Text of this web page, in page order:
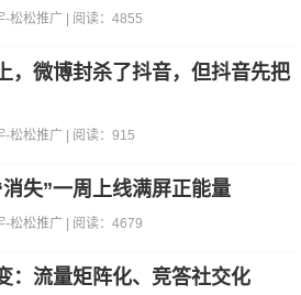
-松松推广 | 阅读：4855
，微博封杀了抖音，但抖音先把
-松松推广 | 阅读：915
消失”一周上线满屏正能量
-松松推广 | 阅读：4679
：流量矩阵化、竞答社交化